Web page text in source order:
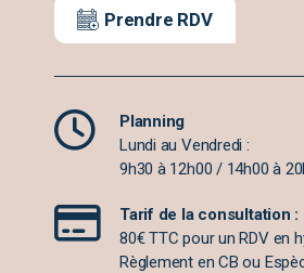
Prendre RDV
Planning
Lundi au Vendredi :
9h30 à 12h00 / 14h00 à
Tarif de la consultation :
80€ TTC pour un RDV en
Règlement en CB ou